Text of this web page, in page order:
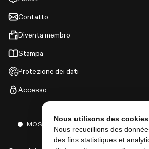
Contatto
Diventa membro
Stampa
Protezione dei dati
Accesso
MOSTRE
Nous utilisons des cookies
Nous recueillions des
des fins statistiques et